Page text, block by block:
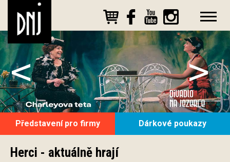
< >
Představení pro firmy Dárkové poukazy
Herci - aktuálně hrají